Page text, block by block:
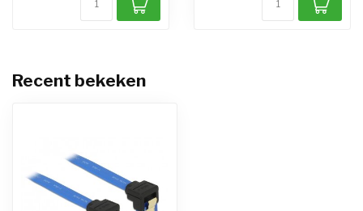
Recent bekeken